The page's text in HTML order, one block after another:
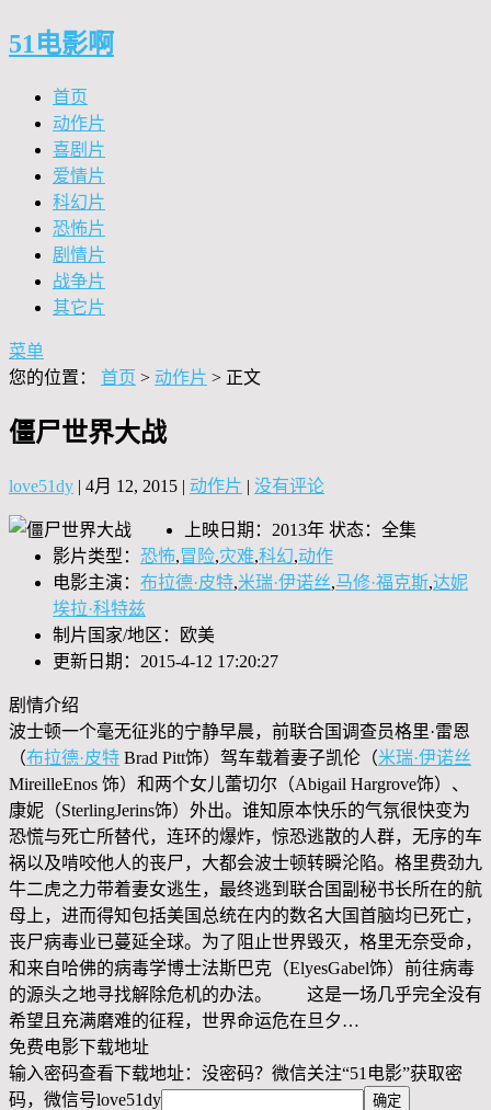
51电影啊
首页
动作片
喜剧片
爱情片
科幻片
恐怖片
剧情片
战争片
其它片
菜单
您的位置： 首页 > 动作片 > 正文
僵尸世界大战
love51dy | 4月 12, 2015 | 动作片 | 没有评论
上映日期：2013年 状态：全集
影片类型： 恐怖,冒险,灾难,科幻,动作
电影主演： 布拉德·皮特,米瑞·伊诺丝,马修·福克斯,达妮
埃拉·科特兹
制片国家/地区：欧美
更新日期：2015-4-12 17:20:27
剧情介绍
波士顿一个毫无征兆的宁静早晨，前联合国调查员格里·雷恩
（布拉德·皮特 Brad Pitt饰）驾车载着妻子凯伦（米瑞·伊诺丝
MireilleEnos 饰）和两个女儿蕾切尔（Abigail Hargrove饰）、
康妮（SterlingJerins饰）外出。谁知原本快乐的气氛很快变为
恐慌与死亡所替代，连环的爆炸，惊恐逃散的人群，无序的车
祸以及啃咬他人的丧尸，大都会波士顿转瞬沦陷。格里费劲九
牛二虎之力带着妻女逃生，最终逃到联合国副秘书长所在的航
母上，进而得知包括美国总统在内的数名大国首脑均已死亡，
丧尸病毒业已蔓延全球。为了阻止世界毁灭，格里无奈受命，
和来自哈佛的病毒学博士法斯巴克（ElyesGabel饰）前往病毒
的源头之地寻找解除危机的办法。 这是一场几乎完全没有
希望且充满磨难的征程，世界命运危在旦夕…
免费电影下载地址
输入密码查看下载地址：没密码？微信关注“51电影”获取密
码，微信号love51dy